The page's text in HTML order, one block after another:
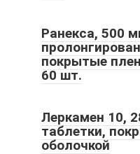
Ранекса, 500
покрытые
60 шт.
Леркамен 10,
таблетки,
оболочкой